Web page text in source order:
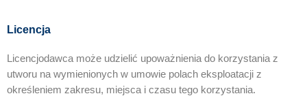
Licencja
Licencjodawca może udzielić upoważnienia do korzystania z
utworu na wymienionych w umowie polach eksploatacji z
określeniem zakresu, miejsca i czasu tego korzystania.